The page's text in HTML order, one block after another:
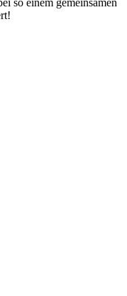
so einem gemeinsamen